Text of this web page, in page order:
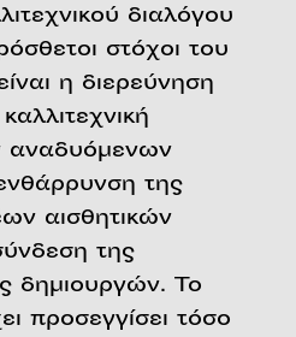
διαλόγου
στόχοι του
η διερεύνηση
αναδυόμενων
της
αισθητικών
της
δημιουργών. Το
προσεγγίσει τόσο